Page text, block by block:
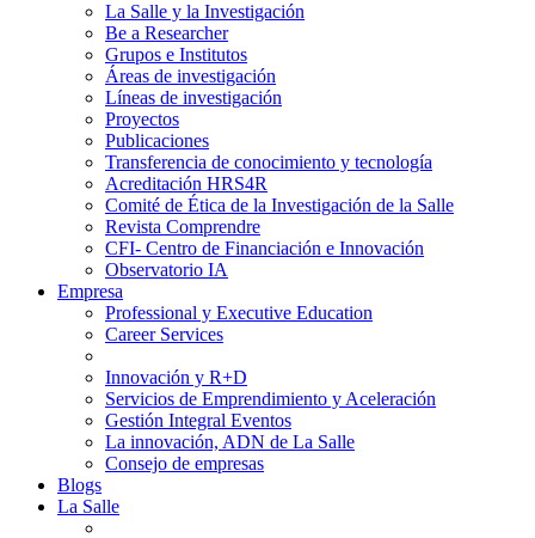
La Salle y la Investigación
Be a Researcher
Grupos e Institutos
Áreas de investigación
Líneas de investigación
Proyectos
Publicaciones
Transferencia de conocimiento y tecnología
Acreditación HRS4R
Comité de Ética de la Investigación de la Salle
Revista Comprendre
CFI- Centro de Financiación e Innovación
Observatorio IA
Empresa
Professional y Executive Education
Career Services
Innovación y R+D
Servicios de Emprendimiento y Aceleración
Gestión Integral Eventos
La innovación, ADN de La Salle
Consejo de empresas
Blogs
La Salle